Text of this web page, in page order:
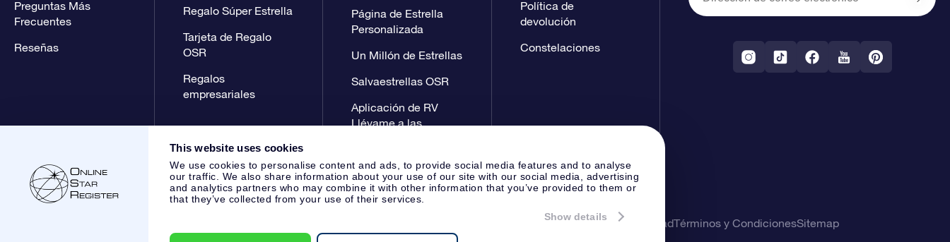
This website uses cookies
We use cookies to personalise content and ads, to provide social media features and to analyse
our traffic. We also share information about your use of our site with our social media, advertising
and analytics partners who may combine it with other information that you’ve provided to them or
that they’ve collected from your use of their services.
Show details
Preguntas Más
Frecuentes
Reseñas
Regalo Súper Estrella
Tarjeta de Regalo
OSR
Regalos
empresariales
Página de Estrella
Personalizada
Un Millón de Estrellas
Salvaestrellas OSR
Aplicación de RV
Llévame a las
Política de
devolución
Constelaciones
Página de prensaPolítica de PrivacidadTérminos y CondicionesSitemap